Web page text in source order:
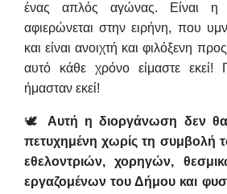
ένας απλός αγώνας. Είναι η
αφιερώνεται στην ειρήνη, που
και είναι ανοιχτή και φιλόξενη
αυτό κάθε χρόνο είμαστε εκεί!
ήμασταν εκεί!
🕊 Αυτή η διοργάνωση δεν
πετυχημένη χωρίς τη συμβολή
εθελοντριών, χορηγών,
εργαζομένων του Δήμου και